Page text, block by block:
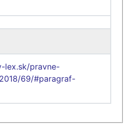
lex.sk/pravne-
69/#paragraf-